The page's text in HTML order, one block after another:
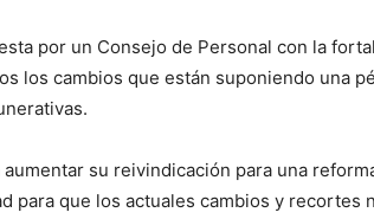
por un Consejo de Personal con la
los cambios que están suponiendo una
aumentar su reivindicación para una
para que los actuales cambios y recortes